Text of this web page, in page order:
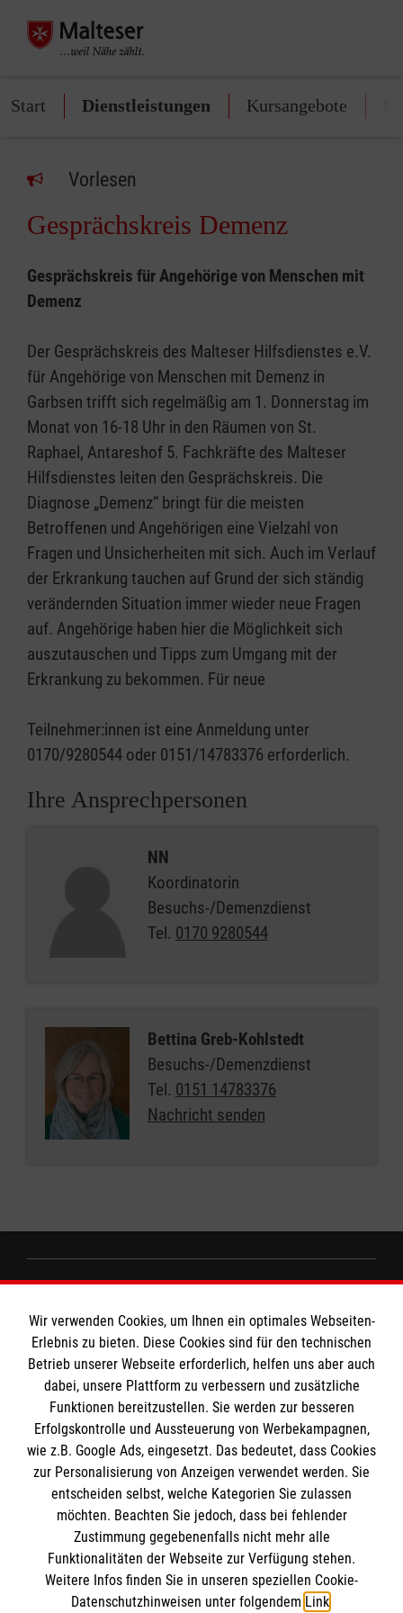
Start Dienstleistungen Kursangebote
Vorlesen
Gesprächskreis Demenz
Gesprächskreis für Angehörige von Menschen mit
Demenz
Der Gesprächskreis des Malteser Hilfsdienstes e.V.
für Angehörige von Menschen mit Demenz in
Garbsen trifft sich regelmäßig am 1. Donnerstag im
Monat von 16-18 Uhr in den Räumen von St.
Raphael, Antareshof 5. Fachkräfte des Malteser
Hilfsdienstes leiten den Gesprächskreis. Die
Diagnose „Demenz“ bringt für die meisten
Betroffenen und Angehörigen eine Vielzahl von
Fragen und Unsicherheiten mit sich. Auch im Verlauf
der Erkrankung tauchen auf Grund der sich ständig
verändernden Situation immer wieder neue Fragen
auf. Angehörige haben hier die Möglichkeit sich
auszutauschen und Tipps zum Umgang mit der
Erkrankung zu bekommen. Für neue
Teilnehmer:innen ist eine Anmeldung unter
0170/9280544 oder 0151/14783376 erforderlich.
Ihre Ansprechpersonen
NN
Koordinatorin
Besuchs-/Demenzdienst
Tel. 0170 9280544
Bettina Greb-Kohlstedt
Besuchs-/Demenzdienst
Tel. 0151 14783376
Nachricht senden
Impressum
Datenschutz
Barrierefreiheit
Kontakt
Presse
MPG Ansprechpartner
Den Beauftragten für Medizinproduktesicherheit
im Malteser Rettungsdienst und den
Einsatzdiensten der Malteser können Sie unter
gmb_mpg@malteser.orgkontaktieren.
Die Malteser
Malteser in Deutschland
Malteserorden
Malteser International
Spendenkonto
Wir verwenden Cookies, um Ihnen ein optimales Webseiten-
Erlebnis zu bieten. Diese Cookies sind für den technischen
Betrieb unserer Webseite erforderlich, helfen uns aber auch
dabei, unsere Plattform zu verbessern und zusätzliche
Funktionen bereitzustellen. Sie werden zur besseren
Erfolgskontrolle und Aussteuerung von Werbekampagnen,
wie z.B. Google Ads, eingesetzt. Das bedeutet, dass Cookies
zur Personalisierung von Anzeigen verwendet werden. Sie
entscheiden selbst, welche Kategorien Sie zulassen
möchten. Beachten Sie jedoch, dass bei fehlender
Zustimmung gegebenenfalls nicht mehr alle
Funktionalitäten der Webseite zur Verfügung stehen.
Weitere Infos finden Sie in unseren speziellen Cookie-
Datenschutzhinweisen unter folgendem Link.